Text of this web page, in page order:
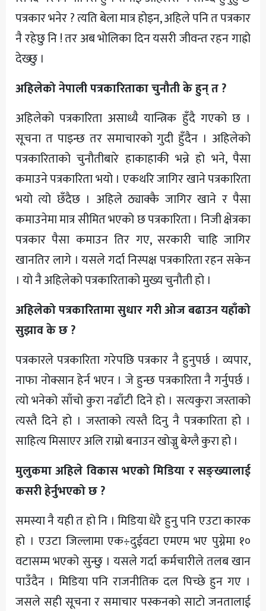
पत्रकार भनेर ? त्यति बेला मात्र होइन, अहिले पनि त पत्रकार
नै रहेछु नि ! तर अब भोलिका दिन यसरी जीवन्त रहन गाह्रो
देख्छु ।
अहिलेको नेपाली पत्रकारिताका चुनौती के हुन् त ?
अहिलेको पत्रकारिता असाध्यै यान्त्रिक हुँदै गएको छ ।
सूचना त पाइन्छ तर समाचारको गुदी हुँदैन । अहिलेको
पत्रकारिताको चुनौतीबारे हाकाहाकी भन्ने हो भने, पैसा
कमाउने पत्रकारिता भयो । एकथरि जागिर खाने पत्रकारिता
भयो त्यो छँदैछ । अहिले ठ्याक्कै जागिर खाने र पैसा
कमाउनेमा मात्र सीमित भएको छ पत्रकारिता । निजी क्षेत्रका
पत्रकार पैसा कमाउन तिर गए, सरकारी चाहि जागिर
खानतिर लागे । यसले गर्दा निस्पक्ष पत्रकारिता रहन सकेन
। यो नै अहिलेको पत्रकारिताको मुख्य चुनौती हो ।
अहिलेको पत्रकारितामा सुधार गरी ओज बढाउन यहाँको
सुझाव के छ ?
पत्रकारले पत्रकारिता गरेपछि पत्रकार नै हुनुपर्छ । व्यपार,
नाफा नोक्सान हेर्न भएन । जे हुन्छ पत्रकारिता नै गर्नुपर्छ ।
त्यो भनेको साँचो कुरा नढाँटी दिने हो । सत्यकुरा जस्ताको
त्यस्तै दिने हो । जस्ताको त्यस्तै दिनु नै पत्रकारिता हो ।
साहित्य मिसाएर अलि राम्रो बनाउन खोज्नु बेग्लै कुरा हो ।
मुलुकमा अहिले विकास भएको मिडिया र सङ्ख्यालाई
कसरी हेर्नुभएको छ ?
समस्या नै यही त हो नि । मिडिया धेरै हुनु पनि एउटा कारक
हो । एउटा जिल्लामा एक÷दुईवटा एमएम भए पुग्नेमा १०
वटासम्म भएको सुन्छु । यसले गर्दा कर्मचारीले तलब खान
पाउँदैन । मिडिया पनि राजनीतिक दल पिच्छे हुन गए ।
जसले सही सूचना र समाचार पस्कनको साटो जनतालाई